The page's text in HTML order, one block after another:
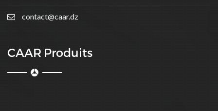
contact@caar.dz
CAAR Produits